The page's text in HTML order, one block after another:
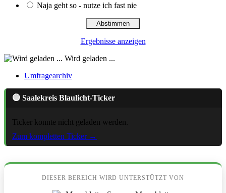
Naja geht so - nutze ich fast nie
Ergebnisse anzeigen
Wird geladen ...
Umfragearchiv
🔵 Saalekreis Blaulicht-Ticker
Ticker konnte nicht geladen werden.
Zum kompletten Ticker →
DIESER BEREICH WIRD UNTERSTÜTZT VON